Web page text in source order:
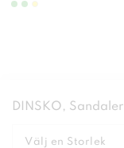
DINSKO, Sandaler
Välj en Storlek